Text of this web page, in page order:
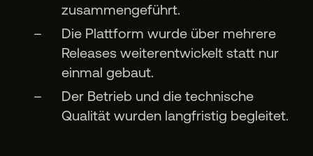
zusammengeführt.
Die Plattform wurde über mehrere
Releases weiterentwickelt statt nur
einmal gebaut.
Der Betrieb und die technische
Qualität wurden langfristig begleitet.